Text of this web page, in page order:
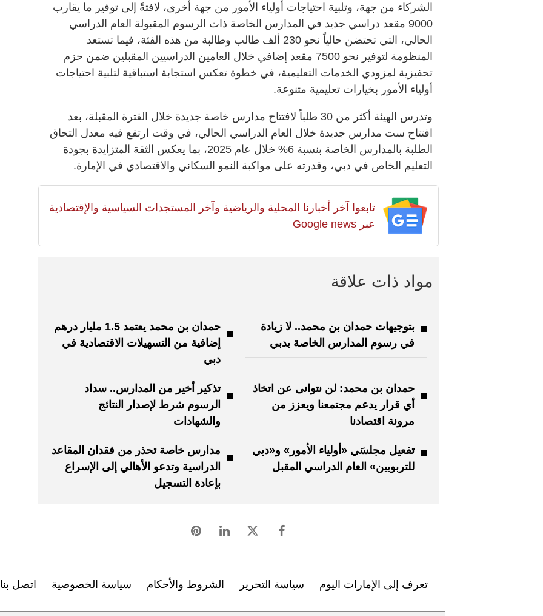
الشركاء من جهة، وتلبية احتياجات أولياء الأمور من جهة أخرى، لافتةً إلى توفير ما يقارب
9000 مقعد دراسي جديد في المدارس الخاصة ذات الرسوم المقبولة العام الدراسي
الحالي، التي تحتضن حالياً نحو 230 ألف طالب وطالبة من هذه الفئة، فيما تستعد
المنظومة لتوفير نحو 7500 مقعد إضافي خلال العامين الدراسيين المقبلين ضمن حزم
تحفيزية لمزودي الخدمات التعليمية، في خطوة تعكس استجابة استباقية لتلبية احتياجات
أولياء الأمور بخيارات تعليمية متنوعة.
وتدرس الهيئة أكثر من 30 طلباً لافتتاح مدارس خاصة جديدة خلال الفترة المقبلة، بعد
افتتاح ست مدارس جديدة خلال العام الدراسي الحالي، في وقت ارتفع فيه معدل التحاق
الطلبة بالمدارس الخاصة بنسبة 6% خلال عام 2025، بما يعكس الثقة المتزايدة بجودة
التعليم الخاص في دبي، وقدرته على مواكبة النمو السكاني والاقتصادي في الإمارة.
تابعوا آخر أخبارنا المحلية والرياضية وآخر المستجدات السياسية والإقتصادية
عبر Google news
مواد ذات علاقة
بتوجيهات حمدان بن محمد.. لا زيادة
في رسوم المدارس الخاصة بدبي
حمدان بن محمد يعتمد 1.5 مليار درهم
إضافية من التسهيلات الاقتصادية في
دبي
حمدان بن محمد: لن نتوانى عن اتخاذ
أي قرار يدعم مجتمعنا ويعزز من
مرونة اقتصادنا
تذكير أخير من المدارس.. سداد
الرسوم شرط لإصدار النتائج
والشهادات
تفعيل مجلسَي «أولياء الأمور» و«دبي
للتربويين» العام الدراسي المقبل
مدارس خاصة تحذر من فقدان المقاعد
الدراسية وتدعو الأهالي إلى الإسراع
بإعادة التسجيل
تعرف إلى الإمارات اليوم سياسة التحرير الشروط والأحكام سياسة الخصوصية اتصل بنا